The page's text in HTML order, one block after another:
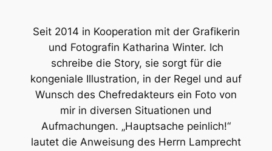
Seit 2014 in Kooperation mit der Grafikerin
und Fotografin Katharina Winter. Ich
schreibe die Story, sie sorgt für die
kongeniale Illustration, in der Regel und auf
Wunsch des Chefredakteurs ein Foto von
mir in diversen Situationen und
Aufmachungen. „Hauptsache peinlich!“
lautet die Anweisung des Herrn Lamprecht